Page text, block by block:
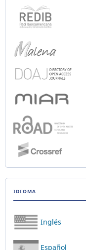
IDIOMA
Inglés
Español